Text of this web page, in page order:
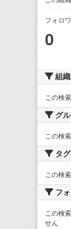
フォロ
0
組織
この検
グ
この検
タグ
この検
フ
この検
せん